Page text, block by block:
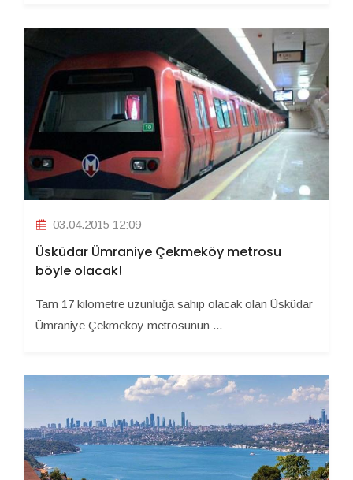
03.04.2015 12:09
Üsküdar Ümraniye Çekmeköy metrosu
böyle olacak!
Tam 17 kilometre uzunluğa sahip olacak olan Üsküdar
Ümraniye Çekmeköy metrosunun ...